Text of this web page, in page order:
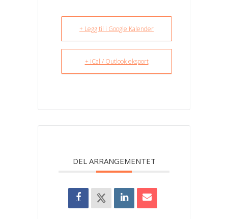
+ Legg til i Google Kalender
+ iCal / Outlook eksport
DEL ARRANGEMENTET